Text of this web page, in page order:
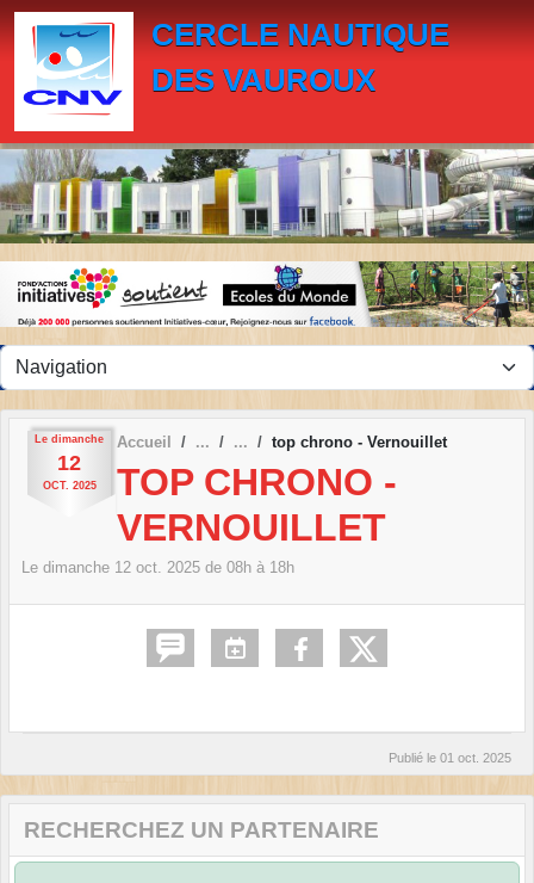
CERCLE NAUTIQUE
DES VAUROUX
Le dimanche
12
OCT. 2025
Accueil top chrono - Vernouillet
TOP CHRONO -
VERNOUILLET
Le dimanche 12 oct. 2025 de 08h à 18h
Publié le 01 oct. 2025
RECHERCHEZ UN PARTENAIRE
Panneau de gestion des cookies